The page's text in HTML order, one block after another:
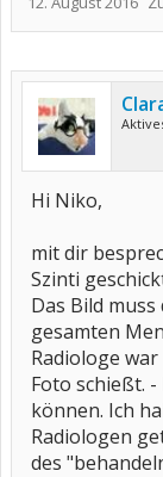
Hi Niko,
mit dir
Szinti
Das Bild
gesamten
Radiologe
Foto schießt.
können. Ich
Radiologen
des